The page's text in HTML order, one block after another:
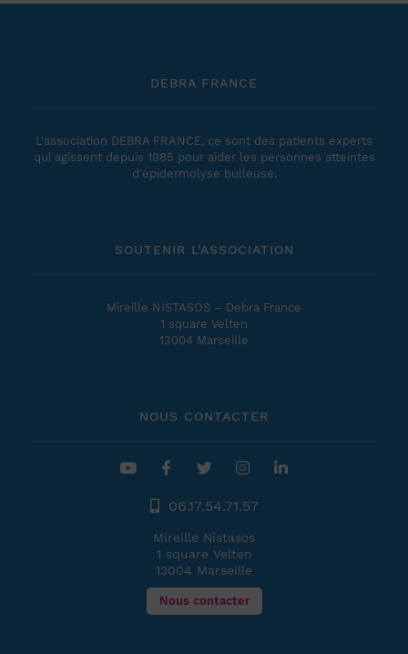
DEBRA FRANCE
L'association DEBRA FRANCE, ce sont des patients experts
qui agissent depuis 1985 pour aider les personnes atteintes
d'épidermolyse bulleuse.
SOUTENIR L'ASSOCIATION
Mireille NISTASOS – Debra France
1 square Velten
13004 Marseille
NOUS CONTACTER
06.17.54.71.57
Mireille Nistasos
1 square Velten
13004 Marseille
Nous contacter